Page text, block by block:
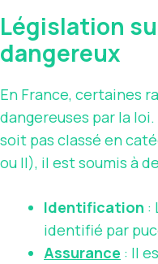
Législation
dangereux
En France, certaines
dangereuses par la loi.
soit pas classé en
ou II), il est soumis à
Identification :
identifié par
Assurance : Il